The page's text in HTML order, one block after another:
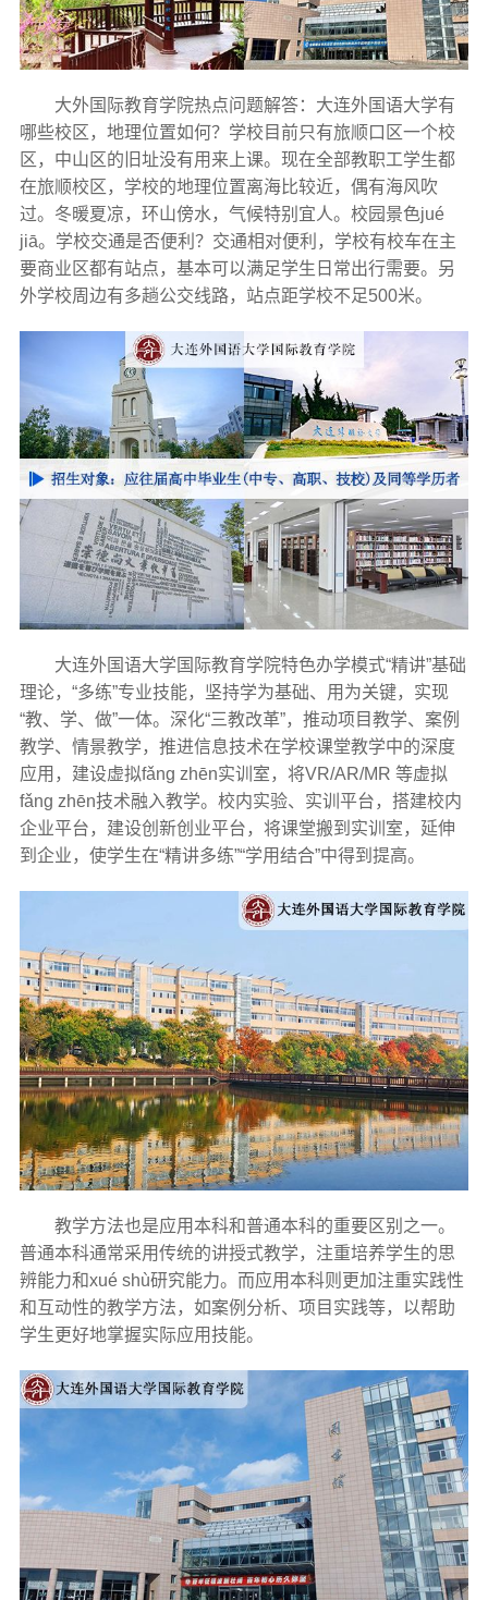
大外国际教育学院热点问题解答：大连外国语大学有
哪些校区，地理位置如何？学校目前只有旅顺口区一个校
区，中山区的旧址没有用来上课。现在全部教职工学生都
在旅顺校区，学校的地理位置离海比较近，偶有海风吹
过。冬暖夏凉，环山傍水，气候特别宜人。校园景色jué
jiā。学校交通是否便利？交通相对便利，学校有校车在主
要商业区都有站点，基本可以满足学生日常出行需要。另
外学校周边有多趟公交线路，站点距学校不足500米。
大连外国语大学国际教育学院特色办学模式“精讲”基础
理论，“多练”专业技能，坚持学为基础、用为关键，实现
“教、学、做”一体。深化“三教改革”，推动项目教学、案例
教学、情景教学，推进信息技术在学校课堂教学中的深度
应用，建设虚拟fǎng zhēn实训室，将VR/AR/MR 等虚拟
fǎng zhēn技术融入教学。校内实验、实训平台，搭建校内
企业平台，建设创新创业平台，将课堂搬到实训室，延伸
到企业，使学生在“精讲多练”“学用结合”中得到提高。
教学方法也是应用本科和普通本科的重要区别之一。
普通本科通常采用传统的讲授式教学，注重培养学生的思
辨能力和xué shù研究能力。而应用本科则更加注重实践性
和互动性的教学方法，如案例分析、项目实践等，以帮助
学生更好地掌握实际应用技能。